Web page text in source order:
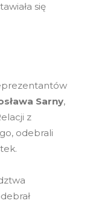
się
Sarny,
z
odebrali